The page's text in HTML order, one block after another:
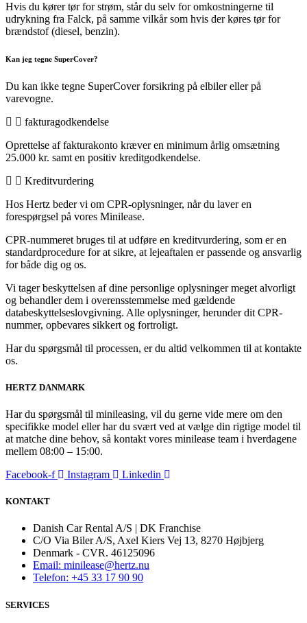
Hvis du kører tør for strøm, står du selv for omkostningerne til
udrykning fra Falck, på samme vilkår som hvis der køres tør for
brændstof (diesel, benzin).
Kan jeg tegne SuperCover?
Du kan ikke tegne SuperCover forsikring på elbiler eller på
varevogne.
fakturagodkendelse
Oprettelse af fakturakonto kræver en minimum årlig omsætning
25.000 kr. samt en positiv kreditgodkendelse.
Kreditvurdering
Hos Hertz beder vi om CPR-oplysninger, når du laver en
forespørgsel på vores Minilease.
CPR-nummeret bruges til at udføre en kreditvurdering, som er en
standardprocedure for at sikre, at lejeaftalen er passende og ansvarlig
for både dig og os.
Vi tager beskyttelsen af dine personlige oplysninger meget alvorligt
og behandler dem i overensstemmelse med gældende
databeskyttelseslovgivning. Alle oplysninger, herunder dit CPR-
nummer, opbevares sikkert og fortroligt.
Har du spørgsmål til processen, er du altid velkommen til at kontakte
os.
HERTZ DANMARK
Har du spørgsmål til minileasing, vil du gerne vide mere om den
specifikke model eller har du svært ved at vælge din rigtige model til
at matche dine behov, så kontakt vores minilease team i hverdagene
mellem 08:00 – 15:00.
Facebook-f
Instagram Linkedin
KONTAKT
Danish Car Rental A/S | DK Franchise
C/O Via Biler A/S, Axel Kiers Vej 13, 8270 Højbjerg
Denmark - CVR. 46125096
Email: minilease@hertz.nu
Telefon: +45 33 17 90 90
SERVICES